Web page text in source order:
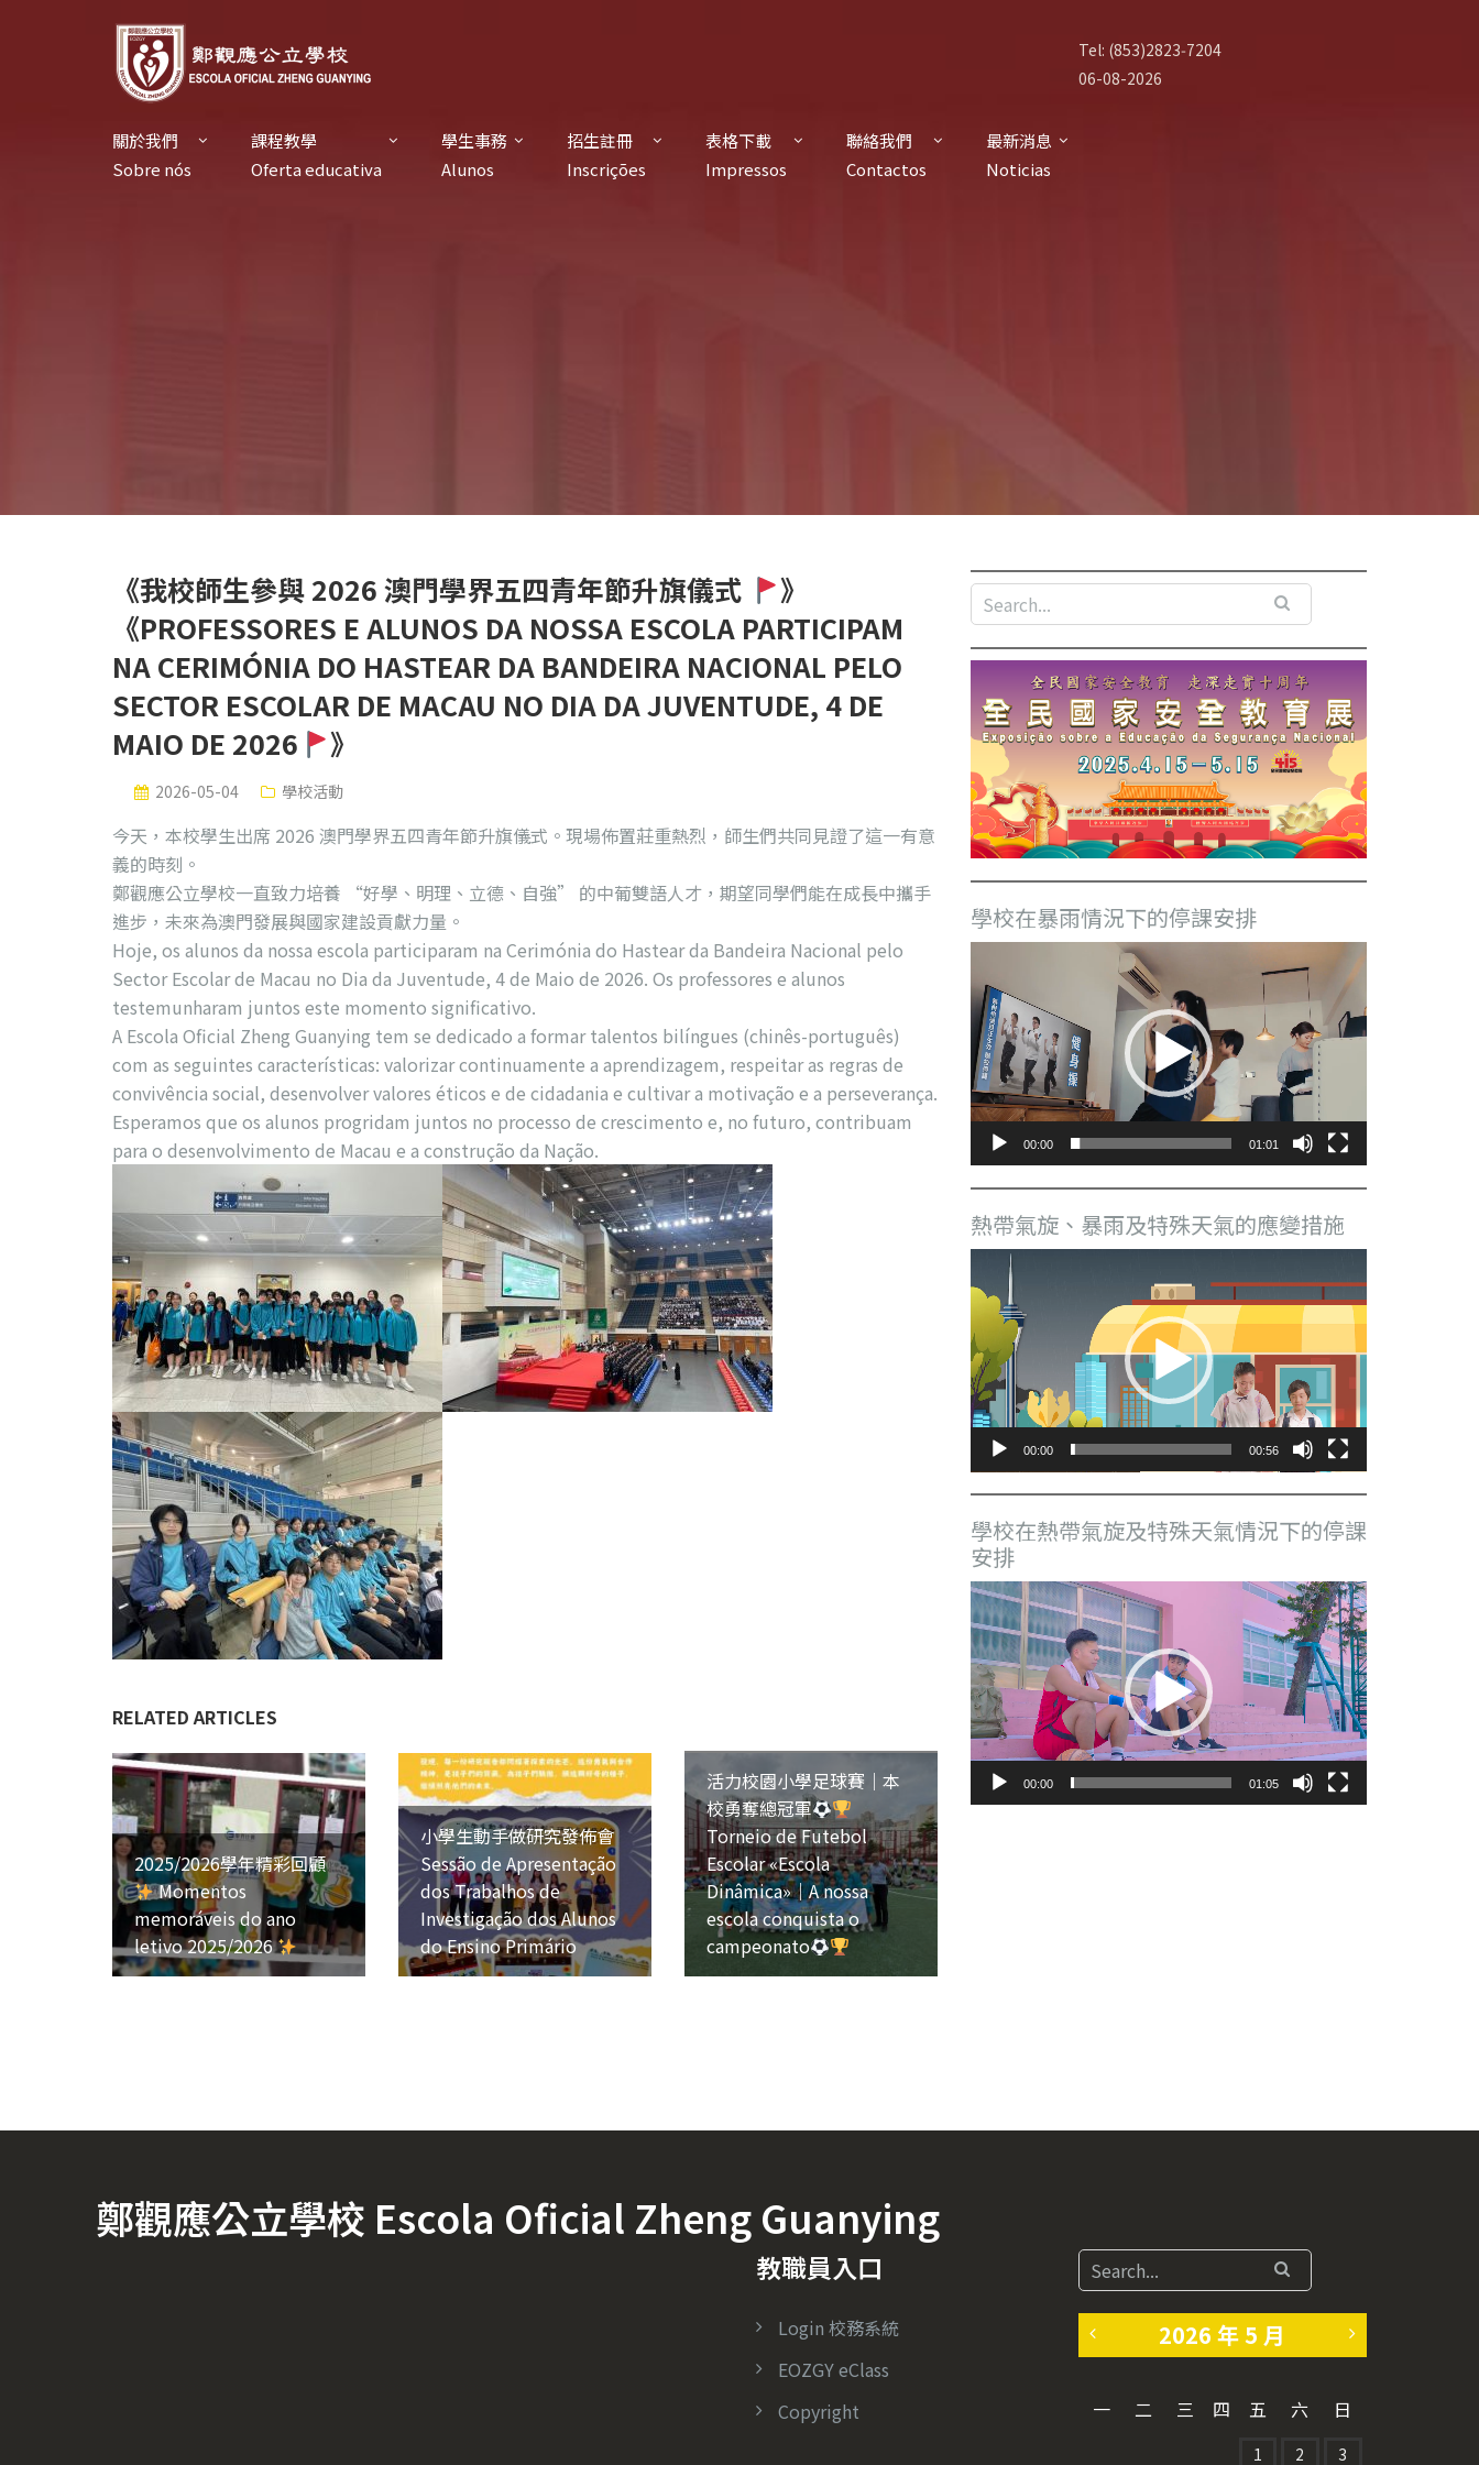
Tel: (853)2823‑7204
06-08-2026
關於我們
Sobre nós
課程教學
Oferta educativa
學生事務
Alunos
招生註冊
Inscrições
表格下載
Impressos
聯絡我們
Contactos
最新消息
Noticias
《我校師生參與 2026 澳門學界五四青年節升旗儀式
》
《PROFESSORES E ALUNOS DA NOSSA ESCOLA PARTICIPAM
NA CERIMÓNIA DO HASTEAR DA BANDEIRA NACIONAL PELO
SECTOR ESCOLAR DE MACAU NO DIA DA JUVENTUDE, 4 DE
MAIO DE 2026
》
2026-05-04 學校活動
今天，本校學生出席 2026 澳門學界五四青年節升旗儀式。現場佈置莊重熱烈，師生們共同見證了這一有意
義的時刻。
鄭觀應公立學校一直致力培養 “好學、明理、立德、自強” 的中葡雙語人才，期望同學們能在成長中攜手
進步，未來為澳門發展與國家建設貢獻力量。
Hoje, os alunos da nossa escola participaram na Cerimónia do Hastear da Bandeira Nacional pelo
Sector Escolar de Macau no Dia da Juventude, 4 de Maio de 2026. Os professores e alunos
testemunharam juntos este momento significativo.
A Escola Oficial Zheng Guanying tem se dedicado a formar talentos bilíngues (chinês-português)
com as seguintes características: valorizar continuamente a aprendizagem, respeitar as regras de
convivência social, desenvolver valores éticos e de cidadania e cultivar a motivação e a perseverança.
Esperamos que os alunos progridam juntos no processo de crescimento e, no futuro, contribuam
para o desenvolvimento de Macau e a construção da Nação.
RELATED ARTICLES
2025/2026學年精彩回顧
Momentos
memoráveis do ano
letivo 2025/2026
小學生動手做研究發佈會
Sessão de Apresentação
dos Trabalhos de
Investigação dos Alunos
do Ensino Primário
活力校園小學足球賽｜本
校勇奪總冠軍
Torneio de Futebol
Escolar «Escola
Dinâmica»｜A nossa
escola conquista o
campeonato
學校在暴雨情況下的停課安排
訊
播
放
器
00:00 01:01
熱帶氣旋、暴雨及特殊天氣的應變措施
訊
放
器
00:00 00:56
學校在熱帶氣旋及特殊天氣情況下的停課
安排
視
訊
播
放
器
00:00 01:05
鄭觀應公立學校 Escola Oficial Zheng Guanying
教職員入口
Login 校務系統
EOZGY eClass
Copyright
2026 年 5 月
一 二 三 四 五 六 日
月
1 2 3